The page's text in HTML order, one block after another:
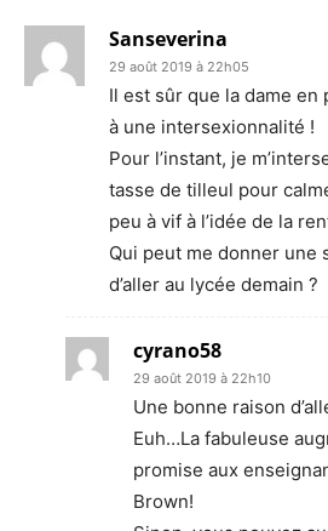
Sanseverina
29 août 2019 à 22h05
Il est sûr que la dame
à une intersexionnalité !
Pour l’instant, je
tasse de tilleul pour
peu à vif à l’idée de la
Qui peut me donner une
d’aller au lycée demain ?
cyrano58
29 août 2019 à 22h10
Une bonne raison
Euh…La fabuleuse
promise aux
Brown!